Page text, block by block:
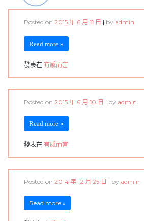
Posted on 2015 年 6 月 11 日 | by admin
Read more »
發表在 有感而言
Posted on 2015 年 6 月 10 日 | by admin
Read more »
發表在 有感而言
Posted on 2014 年 12 月 25 日 | by admin
Read more »